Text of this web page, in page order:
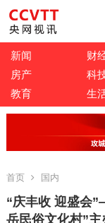
新闻 财
房产
科
教育
生
首页 国内
“庆丰收 迎盛会
岳民俗文化村”